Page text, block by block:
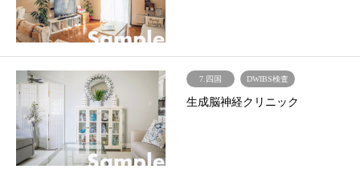
7.四国 DWIBS検査
生成脳神経クリニック